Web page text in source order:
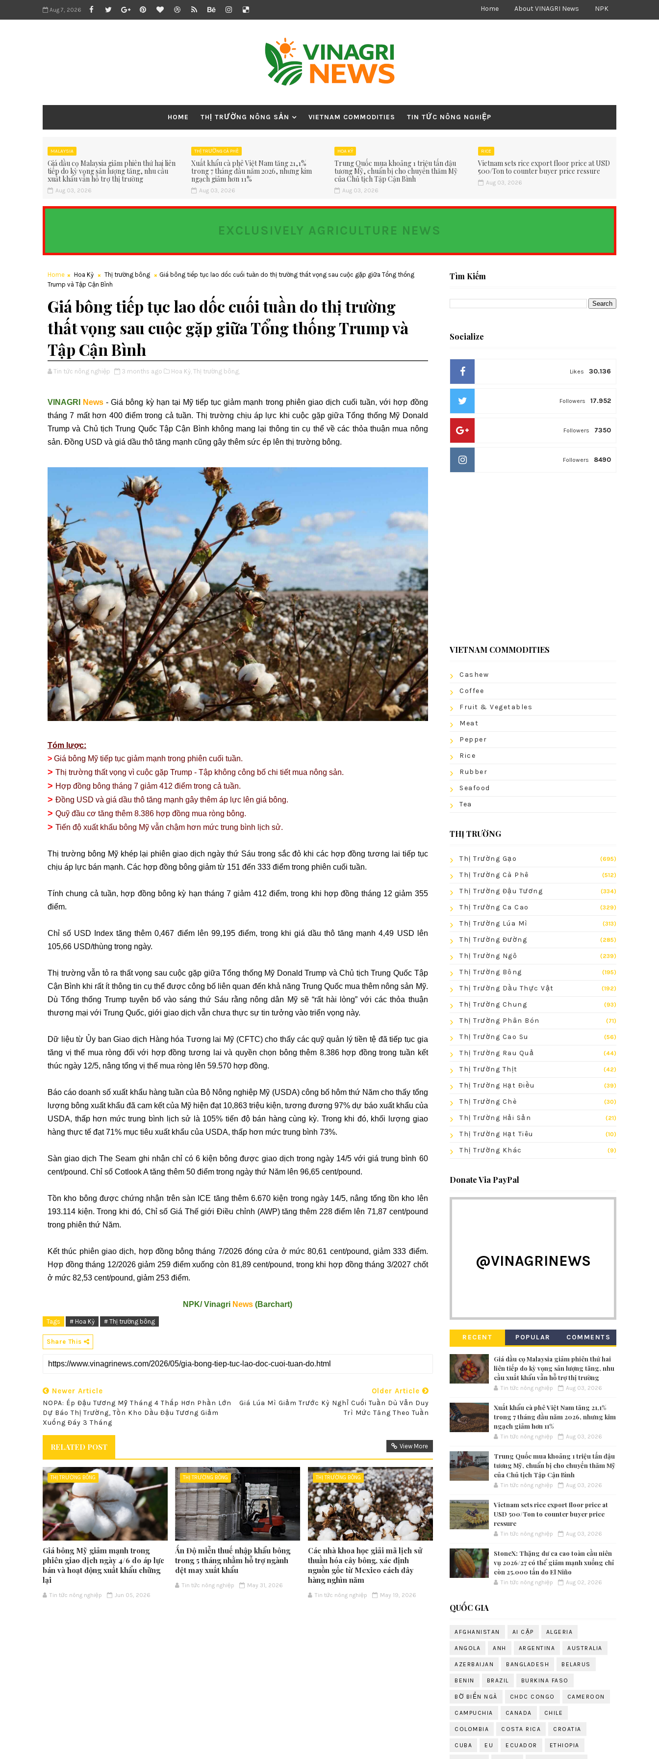
Aug 7, 2026 Home About VINAGRI News NPK
HOME THỊ TRƯỜNG NÔNG SẢN VIETNAM COMMODITIES TIN TỨC NÔNG NGHIỆP
MALAYSIA
Giá dầu cọ Malaysia giảm phiên thứ hai liên
tiếp do kỳ vọng sản lượng tăng, nhu cầu
xuất khẩu vẫn hỗ trợ thị trường
Aug 03, 2026
THỊ TRƯỜNG CÀ PHÊ
Xuất khẩu cà phê Việt Nam tăng 21,1%
trong 7 tháng đầu năm 2026, nhưng kim
ngạch giảm hơn 11%
Aug 03, 2026
HOA KỲ
Trung Quốc mua khoảng 1 triệu tấn đậu
tương Mỹ, chuẩn bị cho chuyến thăm Mỹ
của Chủ tịch Tập Cận Bình
Aug 03, 2026
RICE
Vietnam sets rice export floor price at USD
500/Ton to counter buyer price ressure
Aug 03, 2026
EXCLUSIVELY AGRICULTURE NEWS
Home Hoa Kỳ Thị trường bông
Giá bông tiếp tục lao dốc cuối tuần do thị trường thất vọng sau cuộc gặp giữa Tổng thống
Trump và Tập Cận Bình
Giá bông tiếp tục lao dốc cuối tuần do thị trường
thất vọng sau cuộc gặp giữa Tổng thống Trump và
Tập Cận Bình
Tin tức nông nghiệp 3 months ago Hoa Kỳ, Thị trường bông,
VINAGRI News - Giá bông kỳ hạn tại Mỹ tiếp tục giảm mạnh trong phiên giao dịch cuối tuần, với hợp đồng
tháng 7 mất hơn 400 điểm trong cả tuần. Thị trường chịu áp lực khi cuộc gặp giữa Tổng thống Mỹ Donald
Trump và Chủ tịch Trung Quốc Tập Cận Bình không mang lại thông tin cụ thể về các thỏa thuận mua nông
sản. Đồng USD và giá dầu thô tăng mạnh cũng gây thêm sức ép lên thị trường bông.
Tóm lược:
> Giá bông Mỹ tiếp tục giảm mạnh trong phiên cuối tuần.
> Thị trường thất vọng vì cuộc gặp Trump - Tập không công bố chi tiết mua nông sản.
> Hợp đồng bông tháng 7 giảm 412 điểm trong cả tuần.
> Đồng USD và giá dầu thô tăng mạnh gây thêm áp lực lên giá bông.
> Quỹ đầu cơ tăng thêm 8.386 hợp đồng mua ròng bông.
> Tiến độ xuất khẩu bông Mỹ vẫn chậm hơn mức trung bình lịch sử.
Thị trường bông Mỹ khép lại phiên giao dịch ngày thứ Sáu trong sắc đỏ khi các hợp đồng tương lai tiếp tục
chịu áp lực bán mạnh. Các hợp đồng bông giảm từ 151 đến 333 điểm trong phiên cuối tuần.
Tính chung cả tuần, hợp đồng bông kỳ hạn tháng 7 giảm 412 điểm, trong khi hợp đồng tháng 12 giảm 355
điểm.
Chỉ số USD Index tăng thêm 0,467 điểm lên 99,195 điểm, trong khi giá dầu thô tăng mạnh 4,49 USD lên
105,66 USD/thùng trong ngày.
Thị trường vẫn tỏ ra thất vọng sau cuộc gặp giữa Tổng thống Mỹ Donald Trump và Chủ tịch Trung Quốc Tập
Cận Bình khi rất ít thông tin cụ thể được công bố liên quan đến khả năng Trung Quốc mua thêm nông sản Mỹ.
Dù Tổng thống Trump tuyên bố vào sáng thứ Sáu rằng nông dân Mỹ sẽ “rất hài lòng” với các thỏa thuận
thương mại với Trung Quốc, giới giao dịch vẫn chưa thực sự tin tưởng vào triển vọng này.
Dữ liệu từ Ủy ban Giao dịch Hàng hóa Tương lai Mỹ (CFTC) cho thấy các quỹ quản lý tiền tệ đã tiếp tục gia
tăng vị thế mua ròng đối với hợp đồng tương lai và quyền chọn bông thêm 8.386 hợp đồng trong tuần kết
thúc ngày 12/5, nâng tổng vị thế mua ròng lên 59.570 hợp đồng.
Báo cáo doanh số xuất khẩu hàng tuần của Bộ Nông nghiệp Mỹ (USDA) công bố hôm thứ Năm cho thấy tổng
lượng bông xuất khẩu đã cam kết của Mỹ hiện đạt 10,863 triệu kiện, tương đương 97% dự báo xuất khẩu của
USDA, thấp hơn mức trung bình lịch sử là 105% tiến độ bán hàng cùng kỳ. Trong khi đó, khối lượng giao
hàng thực tế đạt 71% mục tiêu xuất khẩu của USDA, thấp hơn mức trung bình 73%.
Sàn giao dịch The Seam ghi nhận chỉ có 6 kiện bông được giao dịch trong ngày 14/5 với giá trung bình 60
cent/pound. Chỉ số Cotlook A tăng thêm 50 điểm trong ngày thứ Năm lên 96,65 cent/pound.
Tồn kho bông được chứng nhận trên sàn ICE tăng thêm 6.670 kiện trong ngày 14/5, nâng tổng tồn kho lên
193.114 kiện. Trong khi đó, Chỉ số Giá Thế giới Điều chỉnh (AWP) tăng thêm 228 điểm lên 71,87 cent/pound
trong phiên thứ Năm.
Kết thúc phiên giao dịch, hợp đồng bông tháng 7/2026 đóng cửa ở mức 80,61 cent/pound, giảm 333 điểm.
Hợp đồng tháng 12/2026 giảm 259 điểm xuống còn 81,89 cent/pound, trong khi hợp đồng tháng 3/2027 chốt
ở mức 82,53 cent/pound, giảm 253 điểm.
NPK/ Vinagri News (Barchart)
Tags # Hoa Kỳ # Thị trường bông
Share This
Newer Article
NOPA: Ép Đậu Tương Mỹ Tháng 4 Thấp Hơn Phần Lớn
Dự Báo Thị Trường, Tồn Kho Dầu Đậu Tương Giảm
Xuống Đáy 3 Tháng
Older Article
Giá Lúa Mì Giảm Trước Kỳ Nghỉ Cuối Tuần Dù Vẫn Duy
Trì Mức Tăng Theo Tuần
RELATED POST View More
THỊ TRƯỜNG BÔNG
Giá bông Mỹ giảm mạnh trong
phiên giao dịch ngày 4/6 do áp lực
bán và hoạt động xuất khẩu chững
lại
Tin tức nông nghiệp Jun 05, 2026
THỊ TRƯỜNG BÔNG
Ấn Độ miễn thuế nhập khẩu bông
trong 5 tháng nhằm hỗ trợ ngành
dệt may xuất khẩu
Tin tức nông nghiệp May 31, 2026
THỊ TRƯỜNG BÔNG
Các nhà khoa học giải mã lịch sử
thuần hóa cây bông, xác định
nguồn gốc từ Mexico cách đây
hàng nghìn năm
Tin tức nông nghiệp May 19, 2026
Tìm Kiếm
Socialize
30.136
Likes
17.952
Followers
7350
Followers
8490
Followers
VIETNAM COMMODITIES
Cashew
Coffee
Fruit & Vegetables
Meat
Pepper
Rice
Rubber
Seafood
Tea
THỊ TRƯỜNG
Thị Trường Gạo (695)
Thị Trường Cà Phê (512)
Thị Trường Đậu Tương (334)
Thị Trường Ca Cao (329)
Thị Trường Lúa Mì (313)
Thị Trường Đường (285)
Thị Trường Ngô (239)
Thị Trường Bông (195)
Thị Trường Dầu Thực Vật (192)
Thị Trường Chung (93)
Thị Trường Phân Bón (71)
Thị Trường Cao Su (56)
Thị Trường Rau Quả (44)
Thị Trường Thịt (42)
Thị Trường Hạt Điều (39)
Thị Trường Chè (30)
Thị Trường Hải Sản (21)
Thị Trường Hạt Tiêu (10)
Thị Trường Khác (9)
Donate Via PayPal
@VINAGRINEWS
RECENT POPULAR COMMENTS
Giá dầu cọ Malaysia giảm phiên thứ hai
liên tiếp do kỳ vọng sản lượng tăng, nhu
cầu xuất khẩu vẫn hỗ trợ thị trường
Tin tức nông nghiệp Aug 03, 2026
Xuất khẩu cà phê Việt Nam tăng 21,1%
trong 7 tháng đầu năm 2026, nhưng kim
ngạch giảm hơn 11%
Tin tức nông nghiệp Aug 03, 2026
Trung Quốc mua khoảng 1 triệu tấn đậu
tương Mỹ, chuẩn bị cho chuyến thăm Mỹ
của Chủ tịch Tập Cận Bình
Tin tức nông nghiệp Aug 03, 2026
Vietnam sets rice export floor price at
USD 500/Ton to counter buyer price
ressure
Tin tức nông nghiệp Aug 03, 2026
StoneX: Thặng dư ca cao toàn cầu niên
vụ 2026/27 có thể giảm mạnh xuống chỉ
còn 25.000 tấn do El Niño
Tin tức nông nghiệp Aug 02, 2026
QUỐC GIA
AFGHANISTAN AI CẬP ALGERIA
ANGOLA ANH ARGENTINA AUSTRALIA
AZERBAIJAN BANGLADESH BELARUS
BENIN BRAZIL BURKINA FASO
BỜ BIỂN NGÀ CHDC CONGO CAMEROON
CAMPUCHIA CANADA CHILE
COLOMBIA COSTA RICA CROATIA
CUBA EU ECUADOR ETHIOPIA